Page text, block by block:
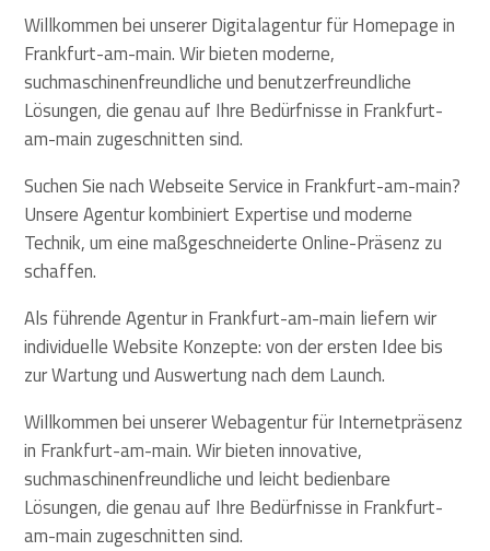
Willkommen bei unserer Digitalagentur für Homepage in
Frankfurt-am-main. Wir bieten moderne,
suchmaschinenfreundliche und benutzerfreundliche
Lösungen, die genau auf Ihre Bedürfnisse in Frankfurt-
am-main zugeschnitten sind.
Suchen Sie nach Webseite Service in Frankfurt-am-main?
Unsere Agentur kombiniert Expertise und moderne
Technik, um eine maßgeschneiderte Online-Präsenz zu
schaffen.
Als führende Agentur in Frankfurt-am-main liefern wir
individuelle Website Konzepte: von der ersten Idee bis
zur Wartung und Auswertung nach dem Launch.
Willkommen bei unserer Webagentur für Internetpräsenz
in Frankfurt-am-main. Wir bieten innovative,
suchmaschinenfreundliche und leicht bedienbare
Lösungen, die genau auf Ihre Bedürfnisse in Frankfurt-
am-main zugeschnitten sind.